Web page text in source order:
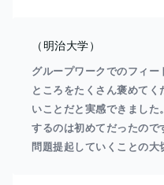
（明治大学）
グループワークでのフィ
ところをたくさん褒めて
いことだと実感できまし
するのは初めてだったので
問題提起していくことの大